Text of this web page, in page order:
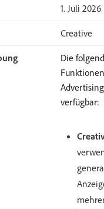
​1. Juli 2026
Creative
Die
verfügbar: